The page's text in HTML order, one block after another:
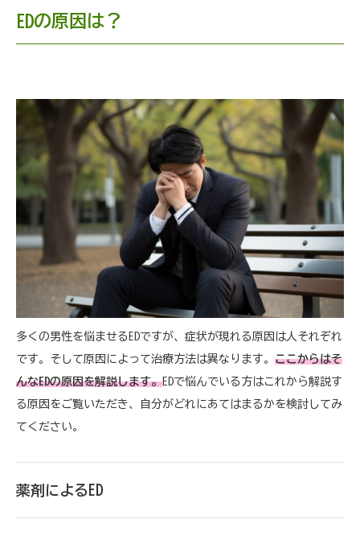
EDの原因は？
多くの男性を悩ませるEDですが、症状が現れる原因は人それぞれ
です。そして原因によって治療方法は異なります。 ここからはそ
んなEDの原因を解説します。EDで悩んでいる方はこれから解説す
る原因をご覧いただき、自分がどれにあてはまるかを検討してみ
てください。
薬剤によるED